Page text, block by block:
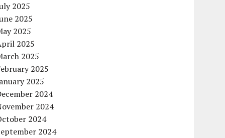
2025
2025
2025
2025
2025
2025
2025
2024
2024
2024
2024